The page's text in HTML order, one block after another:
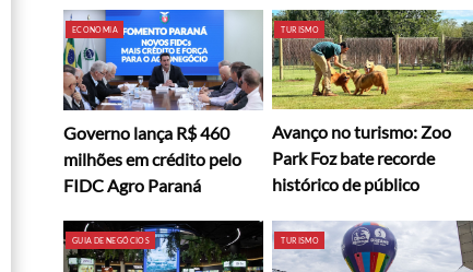
ECONOMIA
Governo lança R$ 460
milhões em crédito pelo
FIDC Agro Paraná
TURISMO
Avanço no turismo: Zoo
Park Foz bate recorde
histórico de público
GUIA DE NEGÓCIOS TURISMO